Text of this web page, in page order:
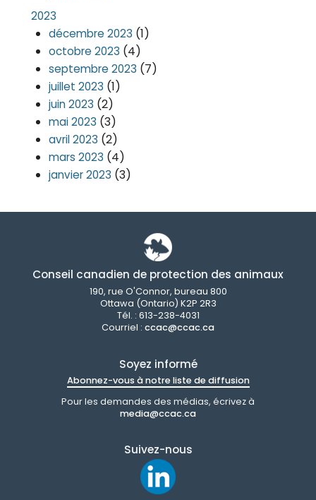
2023
décembre 2023 (1)
octobre 2023 (4)
septembre 2023 (7)
juillet 2023 (1)
juin 2023 (2)
mai 2023 (3)
avril 2023 (2)
mars 2023 (4)
janvier 2023 (3)
Conseil canadien de protection des animaux
190, rue O'Connor, bureau 800
Ottawa (Ontario) K2P 2R3
Tél. : 613-238-4031
Courriel : ccac@ccac.ca
Soyez informé
Abonnez-vous à notre liste de diffusion
Pour les demandes des médias, écrivez à
media@ccac.ca
Suivez-nous